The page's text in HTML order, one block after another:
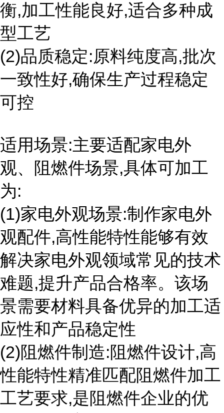
衡,加工性能良好,适合多种成
型工艺
(2)品质稳定:原料纯度高,批次
一致性好,确保生产过程稳定
可控
适用场景:主要适配家电外
观、阻燃件场景,具体可加工
为:
(1)家电外观场景:制作家电外
观配件,高性能特性能够有效
解决家电外观领域常见的技术
难题,提升产品合格率。该场
景需要材料具备优异的加工适
应性和产品稳定性
(2)阻燃件制造:阻燃件设计,高
性能特性精准匹配阻燃件加工
工艺要求,是阻燃件企业的优